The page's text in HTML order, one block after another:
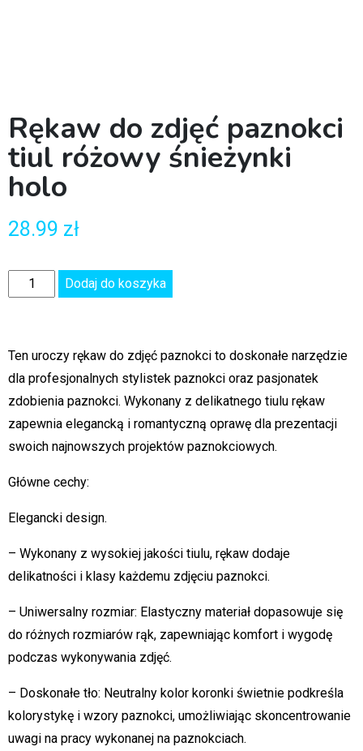
Rękaw do zdjęć paznokci
tiul różowy śnieżynki
holo
28.99 zł
Dodaj do koszyka
Ten uroczy rękaw do zdjęć paznokci to doskonałe narzędzie
dla profesjonalnych stylistek paznokci oraz pasjonatek
zdobienia paznokci. Wykonany z delikatnego tiulu rękaw
zapewnia elegancką i romantyczną oprawę dla prezentacji
swoich najnowszych projektów paznokciowych.
Główne cechy:
Elegancki design.
– Wykonany z wysokiej jakości tiulu, rękaw dodaje
delikatności i klasy każdemu zdjęciu paznokci.
– Uniwersalny rozmiar: Elastyczny materiał dopasowuje się
do różnych rozmiarów rąk, zapewniając komfort i wygodę
podczas wykonywania zdjęć.
– Doskonałe tło: Neutralny kolor koronki świetnie podkreśla
kolorystykę i wzory paznokci, umożliwiając skoncentrowanie
uwagi na pracy wykonanej na paznokciach.